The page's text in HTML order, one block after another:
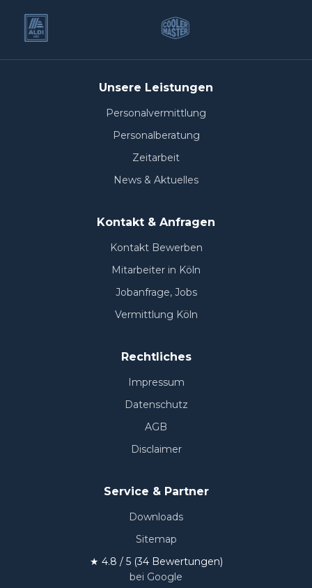
Unsere Leistungen
Personalvermittlung
Personalberatung
Zeitarbeit
News & Aktuelles
Kontakt & Anfragen
Kontakt Bewerben
Mitarbeiter in Köln
Jobanfrage, Jobs
Vermittlung Köln
Rechtliches
Impressum
Datenschutz
AGB
Disclaimer
Service & Partner
Downloads
Sitemap
★ 4.8 / 5 (34 Bewertungen)
bei Google